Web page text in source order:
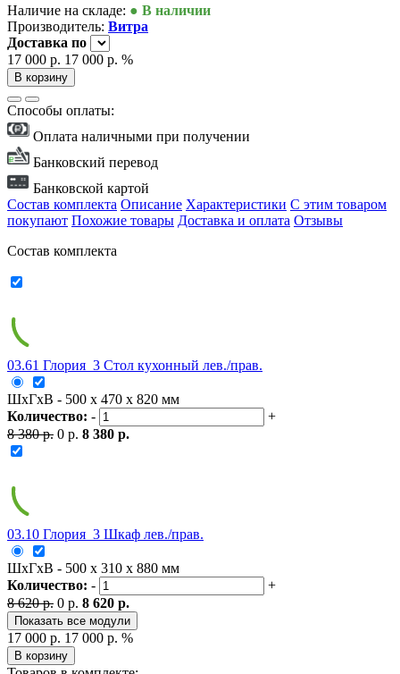
Наличие на складе: ● В наличии
Производитель: Витра
Доставка по
17 000 р. 17 000 р. %
В корзину
Способы оплаты:
Оплата наличными при получении
Банковский перевод
Банковской картой
Состав комплекта Описание Характеристики С этим товаром
покупают Похожие товары Доставка и оплата Отзывы
Состав комплекта
03.61 Глория_3 Стол кухонный лев./прав.
ШxГxВ - 500 x 470 x 820 мм
Количество: -
+
8 380 р. 0 р. 8 380 р.
03.10 Глория_3 Шкаф лев./прав.
ШxГxВ - 500 x 310 x 880 мм
Количество: -
+
8 620 р. 0 р. 8 620 р.
Показать все модули
17 000 р. 17 000 р. %
В корзину